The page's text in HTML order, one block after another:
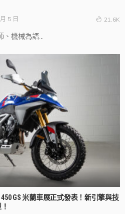
5 日 21.6K
、機械為語...
450 GS 米蘭車展正式發表！新引擎與技